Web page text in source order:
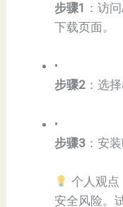
​步骤1​ ：访
下载页面。
•
​步骤2​ ：选
•
​步骤3​ ：安
个人观点
安全风险。